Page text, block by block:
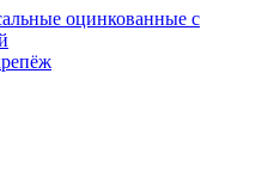
оцинкованные с